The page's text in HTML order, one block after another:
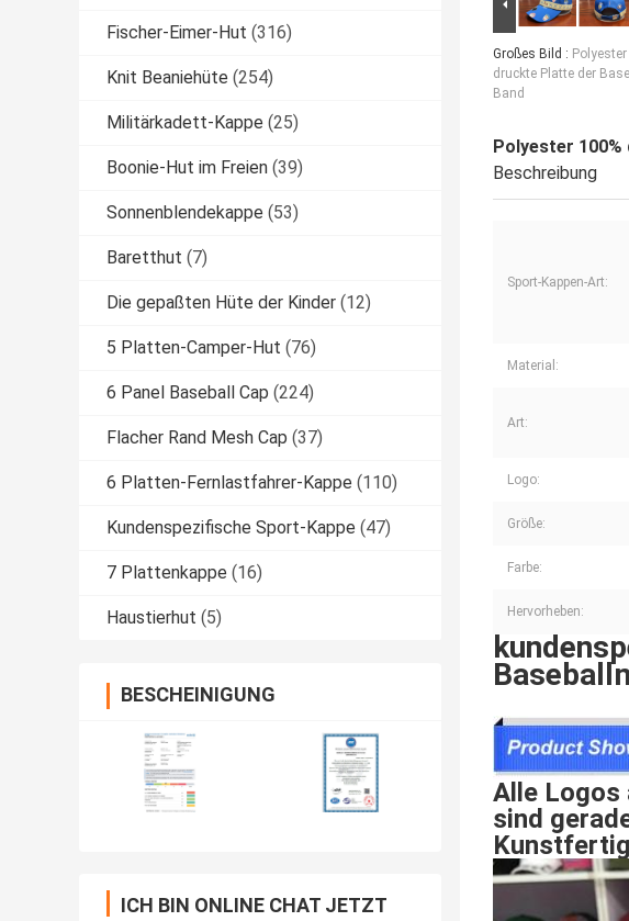
Fischer-Eimer-Hut (316)
Knit Beaniehüte (254)
Militärkadett-Kappe (25)
Boonie-Hut im Freien (39)
Sonnenblendekappe (53)
Baretthut (7)
Die gepaßten Hüte der Kinder (12)
5 Platten-Camper-Hut (76)
6 Panel Baseball Cap (224)
Flacher Rand Mesh Cap (37)
6 Platten-Fernlastfahrer-Kappe (110)
Kundenspezifische Sport-Kappe (47)
7 Plattenkappe (16)
Haustierhut (5)
BESCHEINIGUNG
ICH BIN ONLINE CHAT JETZT
Großes Bild :
druckte Platte der
Band
Polyester
Beschreibung
Sport-Kappen-Art:
Material:
Art:
Logo:
Größe:
Farbe:
Hervorheben:
Alle Logos
sind